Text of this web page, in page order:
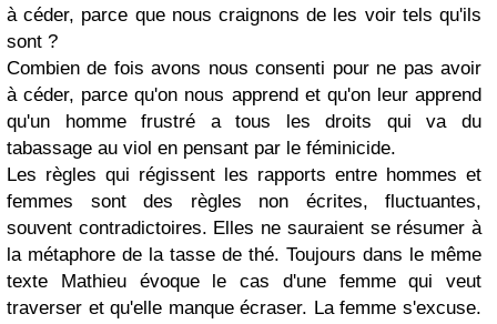
à céder, parce que nous craignons de les voir tels qu'ils
sont ?
Combien de fois avons nous consenti pour ne pas avoir
à céder, parce qu'on nous apprend et qu'on leur apprend
qu'un homme frustré a tous les droits qui va du
tabassage au viol en pensant par le féminicide.
Les règles qui régissent les rapports entre hommes et
femmes sont des règles non écrites, fluctuantes,
souvent contradictoires. Elles ne sauraient se résumer à
la métaphore de la tasse de thé. Toujours dans le même
texte Mathieu évoque le cas d'une femme qui veut
traverser et qu'elle manque écraser. La femme s'excuse.